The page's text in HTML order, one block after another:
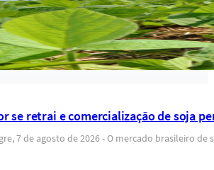
se retrai e comercialização de soja
7 de agosto de 2026 - O mercado brasileiro